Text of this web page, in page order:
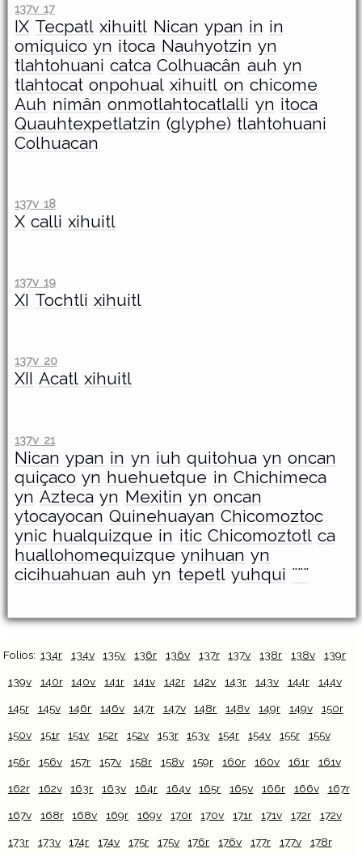
137v 17
IX Tecpatl xihuitl Nican ypan in in
omiquico yn itoca Nauhyotzin yn
tlahtohuani catca Colhuacân auh yn
tlahtocat onpohual xihuitl on chicome
Auh nimân onmotlahtocatlalli yn itoca
Quauhtexpetlatzin (glyphe) tlahtohuani
Colhuacan
137v 18
X calli xihuitl
137v 19
XI Tochtli xihuitl
137v 20
XII Acatl xihuitl
137v 21
Nican ypan in yn iuh quitohua yn oncan
quiçaco yn huehuetque in Chichimeca
yn Azteca yn Mexitin yn oncan
ytocayocan Quinehuayan Chicomoztoc
ynic hualquizque in itic Chicomoztotl ca
huallohomequizque ynihuan yn
cicihuahuan auh yn tepetl yuhqui ¨¨¨
Folios: 134r 134v 135v 136r 136v 137r 137v 138r 138v 139r
139v 140r 140v 141r 141v 142r 142v 143r 143v 144r 144v
145r 145v 146r 146v 147r 147v 148r 148v 149r 149v 150r
150v 151r 151v 152r 152v 153r 153v 154r 154v 155r 155v
156r 156v 157r 157v 158r 158v 159r 160r 160v 161r 161v
162r 162v 163r 163v 164r 164v 165r 165v 166r 166v 167r
167v 168r 168v 169r 169v 170r 170v 171r 171v 172r 172v
173r 173v 174r 174v 175r 175v 176r 176v 177r 177v 178r